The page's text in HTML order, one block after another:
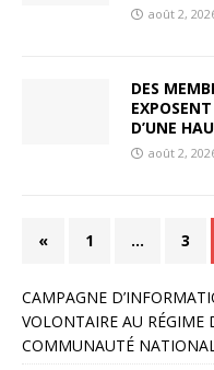
août 2,
DES
D’UNE
août 2,
« 1 … 3
CAMPAGNE
VOLONTAIRE AU RÉGIME
COMMUNAUTÉ